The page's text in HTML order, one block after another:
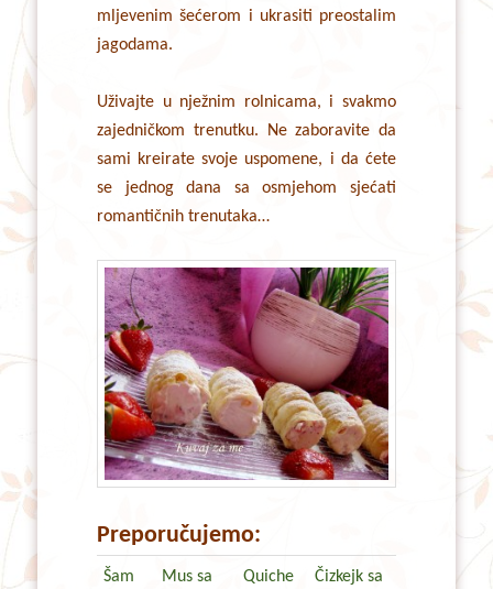
mljevenim šećerom i ukrasiti preostalim
jagodama.
Uživajte u nježnim rolnicama, i svakmo
zajedničkom trenutku. Ne zaboravite da
sami kreirate svoje uspomene, i da ćete
se jednog dana sa osmjehom sjećati
romantičnih trenutaka…
Preporučujemo:
Šam
Mus sa
Quiche
Čizkejk sa